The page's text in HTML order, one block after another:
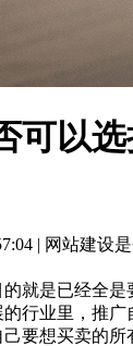
可以
| 网站建设
就是已经全是
行业里，推广
要想买卖的所